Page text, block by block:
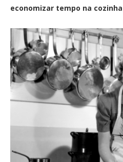
economizar tempo na cozinha